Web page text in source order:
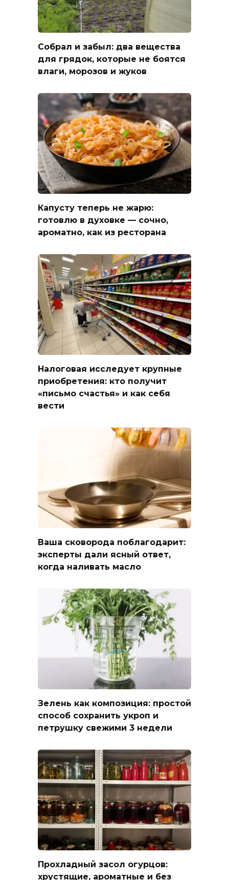
Собрал и забыл: два вещества
для грядок, которые не боятся
влаги, морозов и жуков
Капусту теперь не жарю:
готовлю в духовке — сочно,
ароматно, как из ресторана
Налоговая исследует крупные
приобретения: кто получит
«письмо счастья» и как себя
вести
Ваша сковорода поблагодарит:
эксперты дали ясный ответ,
когда наливать масло
Зелень как композиция: простой
способ сохранить укроп и
петрушку свежими 3 недели
Прохладный засол огурцов:
хрустящие, ароматные и без